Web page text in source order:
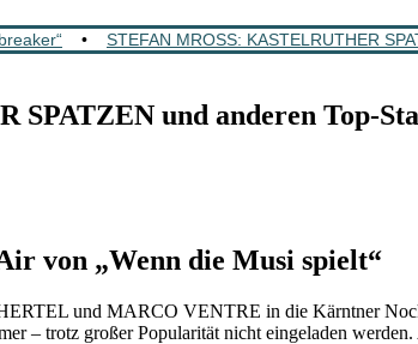
• STEFAN MROSS: KASTELRUTHER
und anderen Top-
von „Wenn die Musi spielt“
und MARCO VENTRE in die Kärntner
– trotz großer Popularität nicht eingeladen